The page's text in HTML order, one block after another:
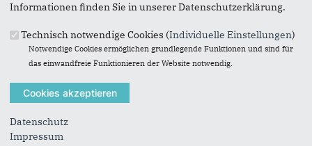
Informationen finden Sie in unserer Datenschutzerklärung.
Technisch notwendige Cookies (Individuelle Einstellungen)
Notwendige Cookies ermöglichen grundlegende Funktionen und sind für
das einwandfreie Funktionieren der Website notwendig.
Datenschutz
Impressum